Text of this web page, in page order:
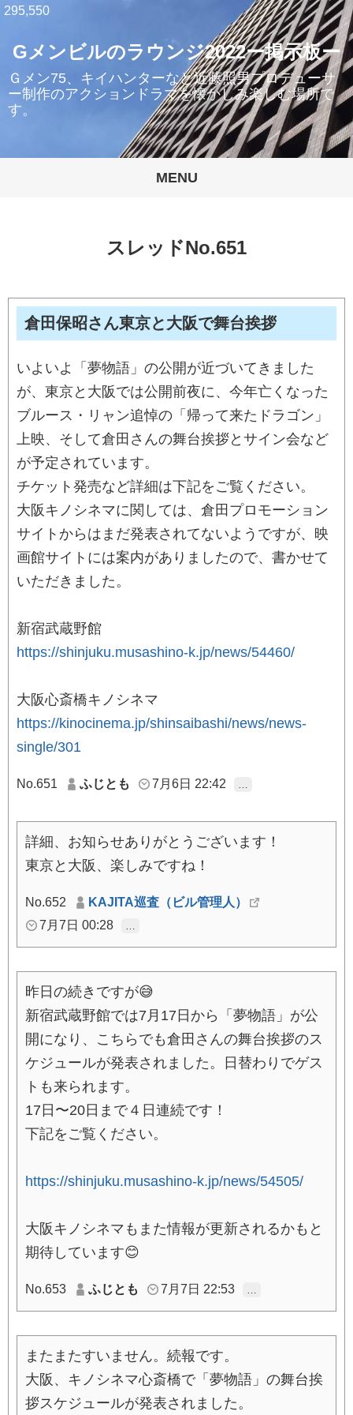
Gメンビルのラウンジ2022ー掲示板ー
Ｇメン75、キイハンターなど近藤照男プロデューサ
ー制作のアクションドラマを懐かしみ楽しむ場所で
す。
MENU
295,550
スレッドNo.651
倉田保昭さん東京と大阪で舞台挨拶
いよいよ「夢物語」の公開が近づいてきました
が、東京と大阪では公開前夜に、今年亡くなった
ブルース・リャン追悼の「帰って来たドラゴン」
上映、そして倉田さんの舞台挨拶とサイン会など
が予定されています。
チケット発売など詳細は下記をご覧ください。
大阪キノシネマに関しては、倉田プロモーション
サイトからはまだ発表されてないようですが、映
画館サイトには案内がありましたので、書かせて
いただきました。
新宿武蔵野館
https://shinjuku.musashino-k.jp/news/54460/
大阪心斎橋キノシネマ
https://kinocinema.jp/shinsaibashi/news/news-
single/301
No.651 ふじとも 7月6日 22:42
詳細、お知らせありがとうございます！
東京と大阪、楽しみですね！
No.652
KAJITA巡査（ビル管理人）
7月7日 00:28
昨日の続きですが😅
新宿武蔵野館では7月17日から「夢物語」が公
開になり、こちらでも倉田さんの舞台挨拶のス
ケジュールが発表されました。日替わりでゲス
トも来られます。
17日〜20日まで４日連続です！
下記をご覧ください。
https://shinjuku.musashino-k.jp/news/54505/
大阪キノシネマもまた情報が更新されるかもと
期待しています😊
No.653 ふじとも 7月7日 22:53
またまたすいません。続報です。
大阪、キノシネマ心斎橋で「夢物語」の舞台挨
拶スケジュールが発表されました。